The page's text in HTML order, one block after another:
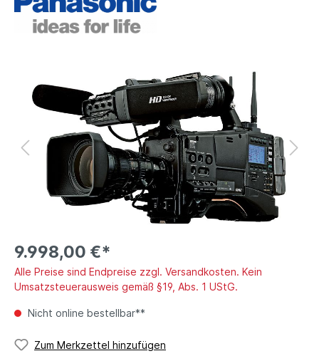
9.998,00 €*
Alle Preise sind Endpreise zzgl. Versandkosten. Kein
Umsatzsteuerausweis gemäß §19, Abs. 1 UStG.
Nicht online bestellbar**
Zum Merkzettel hinzufügen